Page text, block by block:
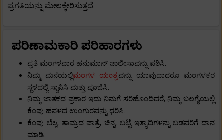
ಪ್ರಗತಿಯನ್ನು ಮೇಲಕ್ಕೇರಿಸುತ್ತದೆ.
ಪರಿಣಾಮಕಾರಿ ಪರಿಹಾರಗಳು
ಪ್ರತಿ ಮಂಗಳವಾರ ಹನುಮಾನ್ ಚಾಲೀಸಾವನ್ನು ಪಠಿಸಿ.
ನಿಮ್ಮ ಮನೆಯಲ್ಲಿಮಂಗಳ ಯಂತ್ರವನ್ನು ಯಾವುದಾದರೂ ಮಂಗಳಕರ
ಸ್ಥಳದಲ್ಲಿ ಸ್ಥಾಪಿಸಿ ಮತ್ತು ಪೂಜಿಸಿ.
ನಿಮ್ಮ ಜಾತಕದ ಪ್ರಕಾರ ಇದು ನಿಮಗೆ ಸರಿಹೊಂದಿದರೆ, ನಿಮ್ಮ ಬಲಗೈಯಲ್ಲಿ
ಕೆಂಪು ಹವಳದ ಉಂಗುರವನ್ನು ಧರಿಸಿ.
ಕೆಂಪು ಬೆಲ್ಲ, ತಾಮ್ರದ ಪಾತ್ರೆ, ಚಿನ್ನ, ಬಟ್ಟೆ ಇತ್ಯಾದಿಗಳನ್ನು ಬಡವರಿಗೆ ದಾನ
ಮಾಡಿ.